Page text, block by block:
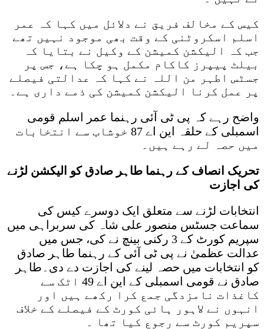
کیس کے مخالف فریق نے دلائل میں کہا کہ عمر
اسلم اسکروٹنی کے وقت بھی موجود نہیں تھے
جب کہ الیکشن کمیشن کے وکیل نے بتایا کہ
بیلٹ پیپرز کاکام مکمل ہو چکا ہے، جس پر
جسٹس اطہر من اللہ نے کہا کہ عدالتی فیصلے
پر عمل کرنا الیکشن کمیشن کی ذمے داری ہے۔
واضح رہے کہ پی ٹی آئی رہنما عمر اسلم قومی
اسمبلی کے حلقہ این اے 87 خوشاب سے انتخابات
میں حصہ لے رہے ہیں۔
تحریک انصاف کے رہنما طاہر صادق کو الیکشن لڑنے
کی اجازت
انتخابات لڑنے سے متعلق ایک دوسرے کیس کی
سماعت جسٹس منصور علی شاہ کی سربراہی میں
سپریم کورٹ کے 3 رکنی بینچ نے کی، جس میں
عدالت عظمیٰ نے پی ٹی آئی کے رہنما طاہر صادق
کو انتخابات میں حصہ لینے کی اجازت دے دی۔طاہر
صادق نے قومی اسمبلی کے این اے 49 اٹک سے
کاغذات نامزدگی جمع کرا رکھے ہیں اور
انہوں نے لاہور ہائی کورٹ کے فیصلے کے خلاف
سپریم کورٹ سے رجوع کیا تھا ۔